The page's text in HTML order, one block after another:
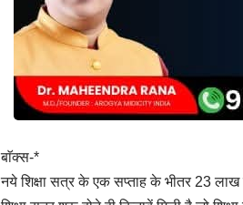
बाॅक्स-*
नये शिक्षा सत्र के एक सप्ताह के भीतर 23 लाख